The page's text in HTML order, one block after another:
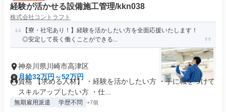
経験が活かせる設備施工管理/kkn038
株式会社コントラフト
【寮・社宅あり！】経験を活かしたい方を全面応援いたします！
◎安定して長く働くことができる...
神奈川県川崎市高津区
月給32万円～52万円
資格 【求める人材】 ・経験を活かしたい方 ・手に職をつけて
スキルアップしたい方 ・仕...
無期雇用派遣 学歴不問 +7個